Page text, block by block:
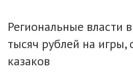
Региональные власти
тысяч рублей на
казаков